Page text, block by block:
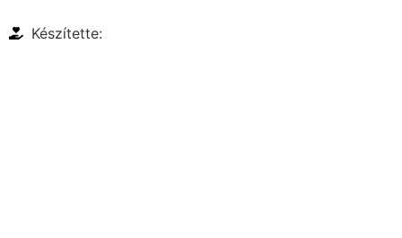
Készítette: